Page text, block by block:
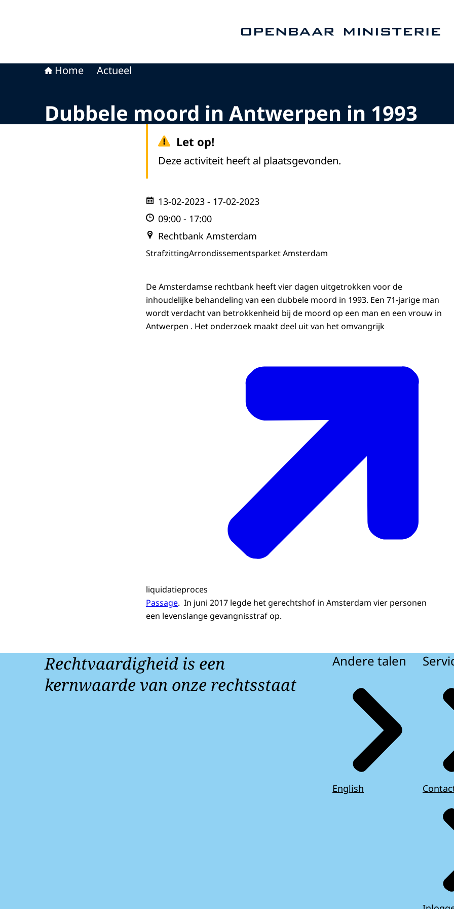
Home Actueel
Dubbele moord in Antwerpen in 1993
Let op!
Deze activiteit heeft al plaatsgevonden.
13-02-2023 - 17-02-2023
09:00 - 17:00
Rechtbank Amsterdam
StrafzittingArrondissementsparket Amsterdam
De Amsterdamse rechtbank heeft vier dagen uitgetrokken voor de
inhoudelijke behandeling van een dubbele moord in 1993. Een 71-jarige man
wordt verdacht van betrokkenheid bij de moord op een man en een vrouw in
Antwerpen . Het onderzoek maakt deel uit van het omvangrijk
liquidatieproces
Passage. In juni 2017 legde het gerechtshof in Amsterdam vier personen
een levenslange gevangnisstraf op.
Rechtvaardigheid is een
kernwaarde van onze rechtsstaat
Andere talen
English